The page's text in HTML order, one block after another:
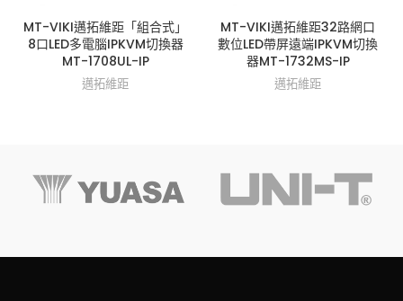
MT-VIKI邁拓維距「組合式」
8口LED多電腦IPKVM切換器
MT-1708UL-IP
邁拓維距
MT-VIKI邁拓維距32路網口
數位LED帶屏遠端IPKVM切換
器MT-1732MS-IP
邁拓維距